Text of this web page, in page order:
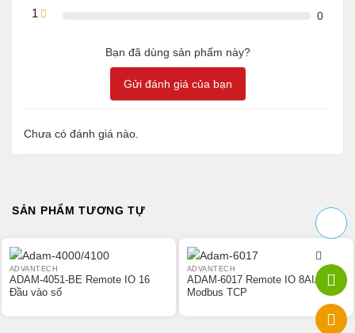
1 0
Bạn đã dùng sản phẩm này?
Gửi đánh giá của bạn
Chưa có đánh giá nào.
SẢN PHẨM TƯƠNG TỰ
ADVANTECH
ADAM-4051-BE Remote IO 16
Đầu vào số
ADVANTECH
ADAM-6017 Remote IO 8AI/2DO
Modbus TCP